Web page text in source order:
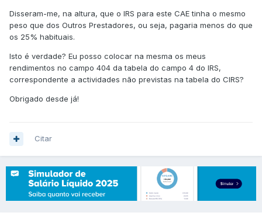
Disseram-me, na altura, que o IRS para este CAE tinha o mesmo
peso que dos Outros Prestadores, ou seja, pagaria menos do que
os 25% habituais.
Isto é verdade? Eu posso colocar na mesma os meus
rendimentos no campo 404 da tabela do campo 4 do IRS,
correspondente a actividades não previstas na tabela do CIRS?
Obrigado desde já!
Citar